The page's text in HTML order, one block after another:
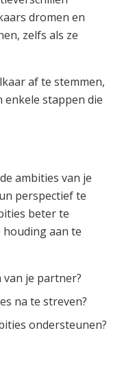
dromen en
zelfs als ze
af te stemmen,
enkele stappen die
ambities van je
perspectief te
beter te
aan te
van je partner?
na te streven?
ondersteunen?